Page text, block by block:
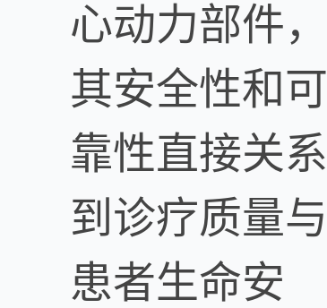
心动力部件，
其安全性和可
靠性直接关系
到诊疗质量与
患者生命安